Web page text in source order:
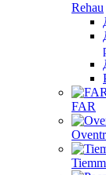
Rehau
FAR